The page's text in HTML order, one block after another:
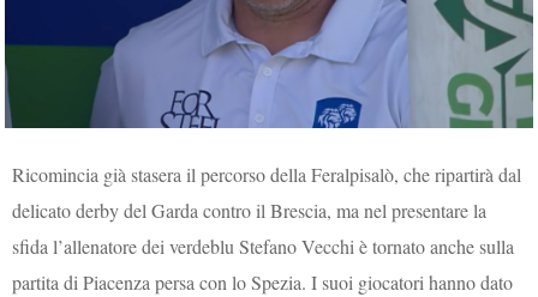
Ricomincia già stasera il percorso della Feralpisalò, che ripartirà dal
delicato derby del Garda contro il Brescia, ma nel presentare la
sfida l’allenatore dei verdeblu Stefano Vecchi è tornato anche sulla
partita di Piacenza persa con lo Spezia. I suoi giocatori hanno dato